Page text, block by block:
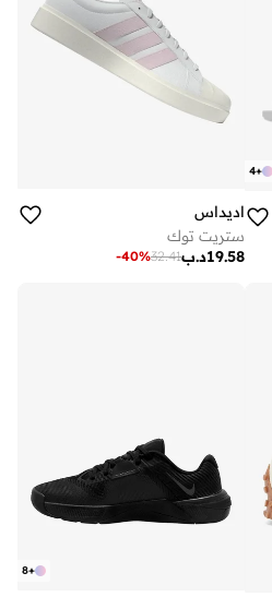
+
4
اديداس
ستريت توك
د.ب19.58
32.41
-40%
+
8